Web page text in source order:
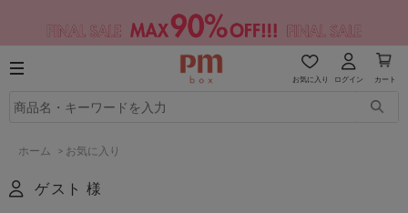
お気に入り ログイン カート
ホーム > お気に入り
ゲスト 様